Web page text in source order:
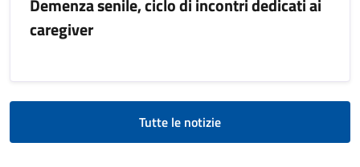
caregiver
Tutte le notizie